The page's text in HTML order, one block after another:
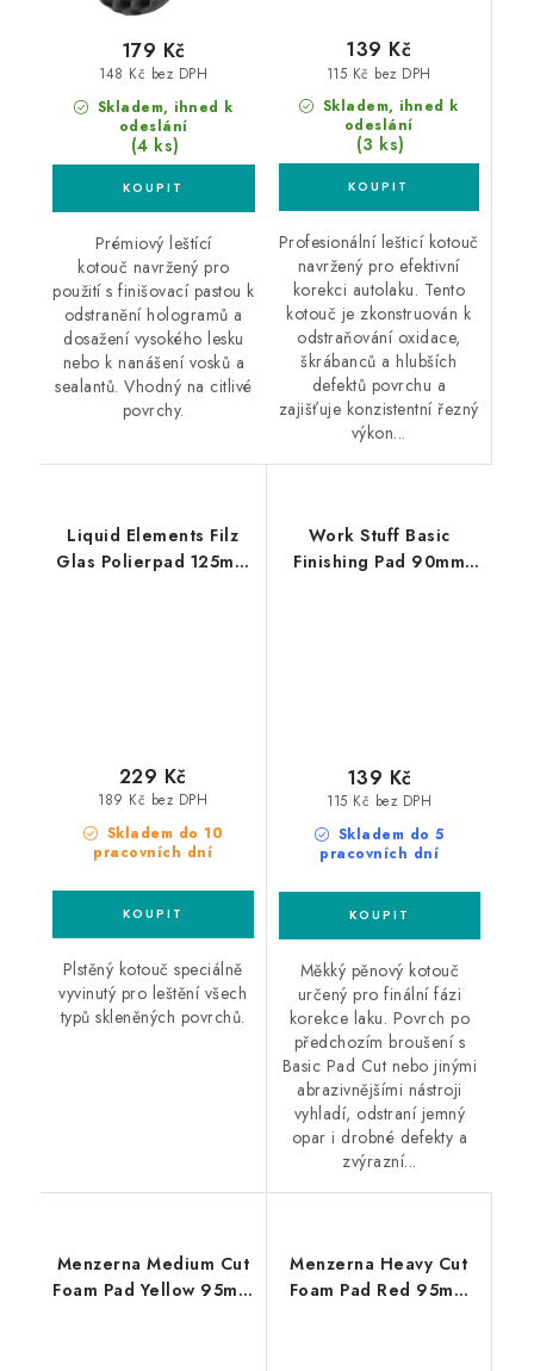
Skladem, ihned k
odeslání
(4 ks)
148 Kč bez DPH
179 Kč
Prémiový leštící
kotouč navržený pro
použití s ​​finišovací pastou k
odstranění hologramů a
dosažení vysokého lesku
nebo k nanášení vosků a
sealantů. Vhodný na citlivé
povrchy.
Skladem, ihned k
odeslání
(3 ks)
115 Kč bez DPH
139 Kč
Profesionální lešticí kotouč
navržený pro efektivní
korekci autolaku. Tento
kotouč je zkonstruován k
odstraňování oxidace,
škrábanců a hlubších
defektů povrchu a
zajišťuje konzistentní řezný
výkon...
Liquid Elements Filz
Glas Polierpad 125mm
Skladem do 10
pracovních dní
189 Kč bez DPH
229 Kč
Plstěný kotouč speciálně
vyvinutý pro leštění všech
typů skleněných povrchů.
Work Stuff Basic
Finishing Pad 90mm
Skladem do 5
pracovních dní
115 Kč bez DPH
139 Kč
Měkký pěnový kotouč
určený pro finální fázi
korekce laku. Povrch po
předchozím broušení s
Basic Pad Cut nebo jinými
abrazivnějšími nástroji
vyhladí, odstraní jemný
opar i drobné defekty a
zvýrazní...
Menzerna Medium Cut
Foam Pad Yellow 95mm
Menzerna Heavy Cut
Foam Pad Red 95mm